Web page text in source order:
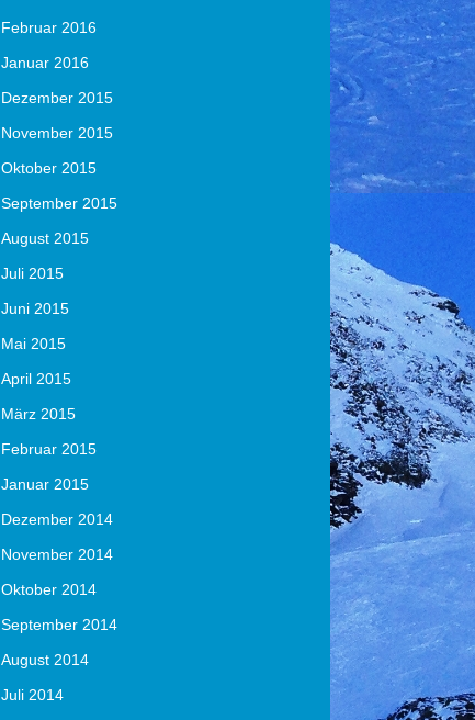
Februar 2016
Januar 2016
Dezember 2015
November 2015
Oktober 2015
September 2015
August 2015
Juli 2015
Juni 2015
Mai 2015
April 2015
März 2015
Februar 2015
Januar 2015
Dezember 2014
November 2014
Oktober 2014
September 2014
August 2014
Juli 2014